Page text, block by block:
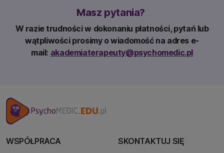
Masz pytania?
W razie trudności w dokonaniu płatności, pytań lub
wątpliwości prosimy o wiadomość na adres e-
mail: akademiaterapeuty@psychomedic.pl
WSPÓŁPRACA
SKONTAKTUJ SIĘ